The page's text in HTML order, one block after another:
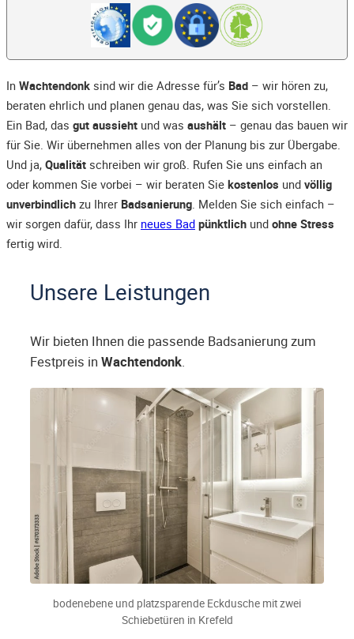
In Wachtendonk sind wir die Adresse für’s Bad – wir hören zu,
beraten ehrlich und planen genau das, was Sie sich vorstellen.
Ein Bad, das gut aussieht und was aushält – genau das bauen wir
für Sie. Wir übernehmen alles von der Planung bis zur Übergabe.
Und ja, Qualität schreiben wir groß. Rufen Sie uns einfach an
oder kommen Sie vorbei – wir beraten Sie kostenlos und völlig
unverbindlich zu Ihrer Badsanierung. Melden Sie sich einfach –
wir sorgen dafür, dass Ihr neues Bad pünktlich und ohne Stress
fertig wird.
Unsere Leistungen
Wir bieten Ihnen die passende Badsanierung zum
Festpreis in Wachtendonk.
bodenebene und platzsparende Eckdusche mit zwei
Schiebetüren in Krefeld